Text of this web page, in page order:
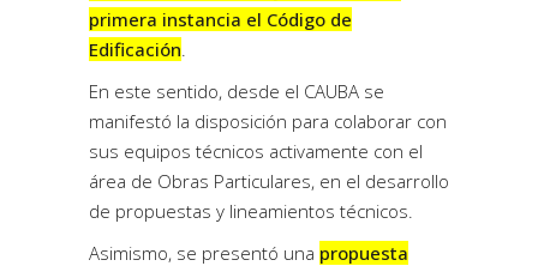
primera instancia el Código de
Edificación
En este sentido, desde el CAUBA se
manifestó la disposición para colaborar con
sus equipos técnicos activamente con el
área de Obras Particulares, en el desarrollo
de propuestas y lineamientos técnicos.
Asimismo, se presentó una propuesta